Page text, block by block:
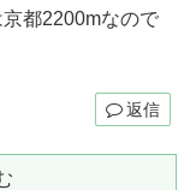
都2200mなので
返信